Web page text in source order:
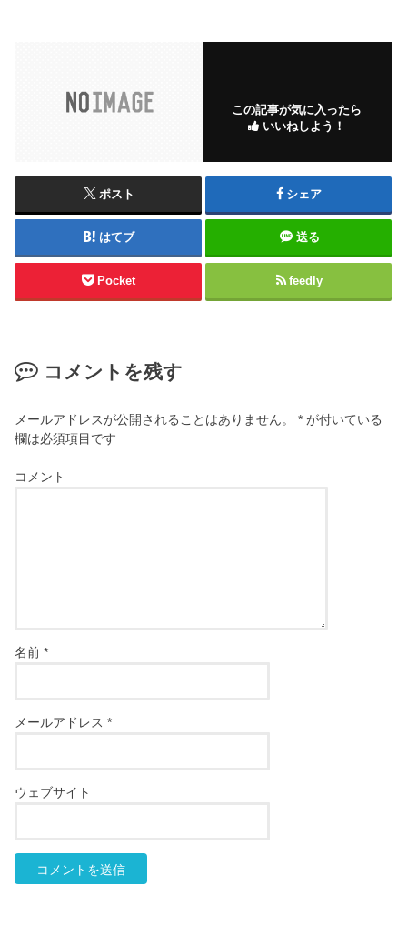
この記事が気に入ったら
いいねしよう！
ポスト シェア
はてブ 送る
Pocket feedly
コメントを残す
メールアドレスが公開されることはありません。 * が付いている
欄は必須項目です
コメント
名前*
メールアドレス*
ウェブサイト